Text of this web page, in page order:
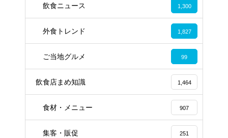
飲食ニュース 1,300
外食トレンド 1,827
ご当地グルメ 99
飲食店まめ知識 1,464
食材・メニュー 907
集客・販促 251